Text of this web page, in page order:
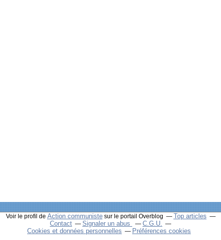
Voir le profil de Action communistesur le portail Overblog
Top articles
Contact
Signaler un abus
C.G.U.
Cookies et données personnelles
Préférences cookies